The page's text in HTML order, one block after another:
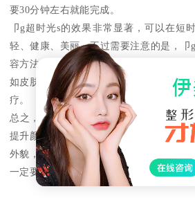
要30分钟左右就能完成。
卩g超时光s的效果非常显著，可以在短
轻、健康、美丽。不过需要注意的是，卩
容方法，它只能改善肌肤表面的问题，对
如皮肤松弛、深层皱纹等，就需要采用其
疗。
总之，卩g超时光s是一种非常有效的激光
提升颜值，让肌肤更加美丽、光滑、年轻
外貌，不妨考虑一下这种手术。当然，在
一定要选择正规、专业的整形医院，以确